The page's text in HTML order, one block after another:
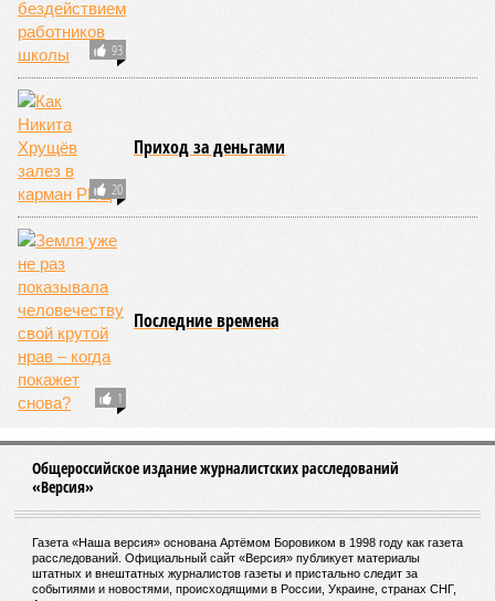
окружающей среды, истощение ресурсов и болезни. А ведь
любая природная катастрофа непременно ведёт именно к
этому – экономическому кризису, эпидемиям, голоду,
резкому сокращению численности населения. Так погибли
цивилизации шумеров, майя, кхмеров – список не
исчерпывающий. Какая цивилизация будет следующей?
Возраст
бессмертия
Роснефть
компания, крупнейшая в мире по объемам добычи
занимала 3 место по объему выручки.
Фридман Михаил Маратович